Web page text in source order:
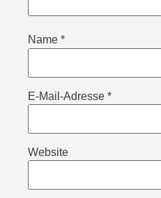
Name *
E-Mail-Adresse *
Website